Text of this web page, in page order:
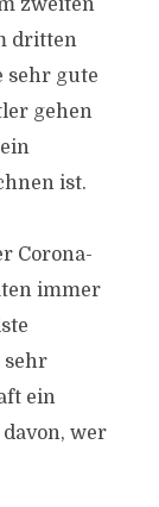
zweiten
dritten
sehr gute
gehen
ist.
Corona-
immer
sehr
ein
wer